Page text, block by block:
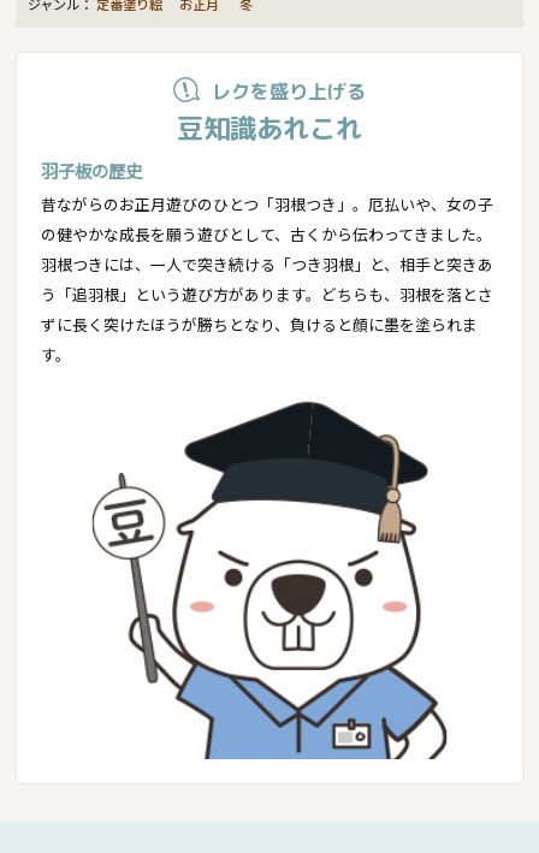
ジャンル： 定番塗り絵 お正月 冬
レクを盛り上げる
豆知識あれこれ
羽子板の歴史
昔ながらのお正月遊びのひとつ「羽根つき」。厄払いや、女の子
の健やかな成長を願う遊びとして、古くから伝わってきました。
羽根つきには、一人で突き続ける「つき羽根」と、相手と突きあ
う「追羽根」という遊び方があります。どちらも、羽根を落とさ
ずに長く突けたほうが勝ちとなり、負けると顔に墨を塗られま
す。